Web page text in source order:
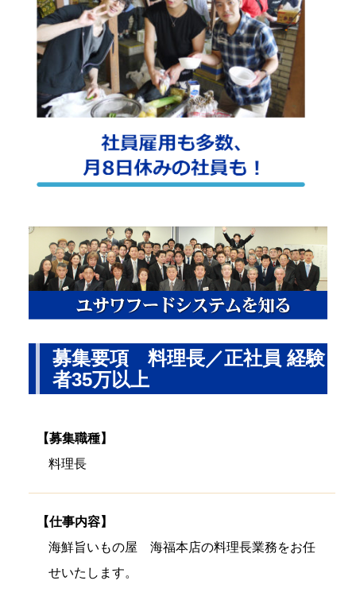
募集要項 料理長／正社員 経験
者35万以上
【募集職種】
料理長
【仕事内容】
海鮮旨いもの屋 海福本店の料理長業務をお任
せいたします。